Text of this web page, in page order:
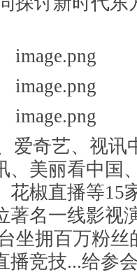
爱奇艺、视讯